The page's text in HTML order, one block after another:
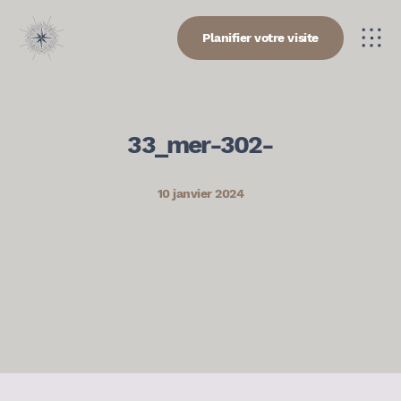
Planifier votre visite
33_mer-302-
10 janvier 2024